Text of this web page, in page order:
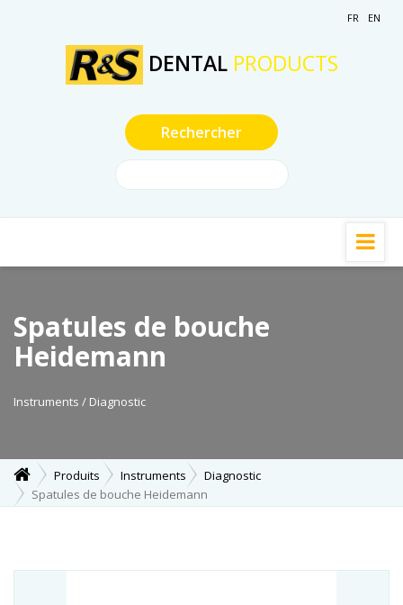
FR EN
DENTAL PRODUCTS
Spatules de bouche
Heidemann
Instruments / Diagnostic
Produits Instruments
Diagnostic
Spatules de bouche Heidemann